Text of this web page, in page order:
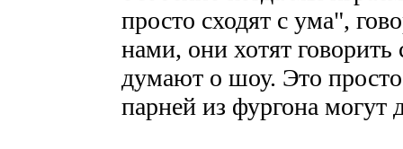
просто сходят с ума",
нами, они хотят говорить
думают о шоу. Это
парней из фургона могут